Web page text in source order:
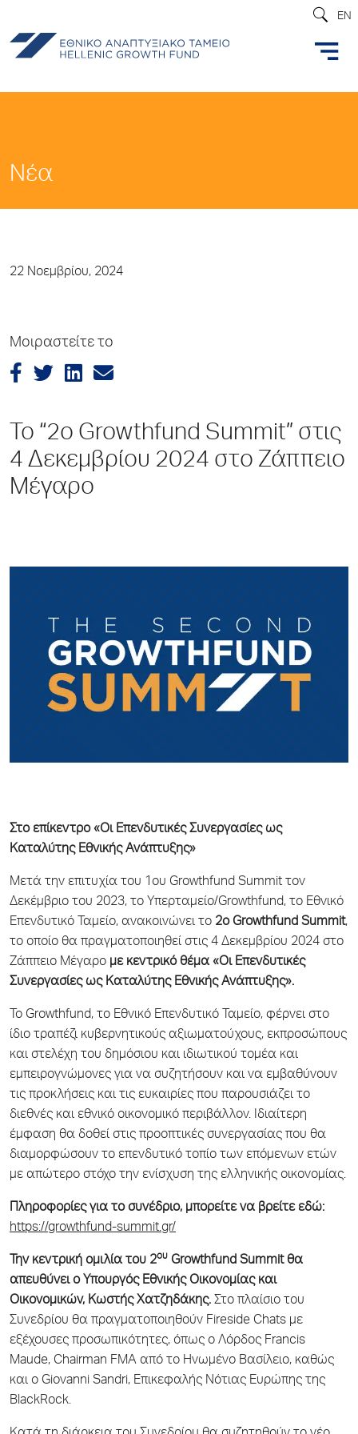
EN
Νέα
22 Νοεμβρίου, 2024
Μοιραστείτε το
Το “2ο Growthfund Summit” στις
4 Δεκεμβρίου 2024 στο Ζάππειο
Μέγαρο
Στο επίκεντρο «Οι Επενδυτικές Συνεργασίες ως
Καταλύτης Εθνικής Ανάπτυξης»
Μετά την επιτυχία του 1ου Growthfund Summit τον
Δεκέμβριο του 2023, το Υπερταμείο/Growthfund, το Εθνικό
Επενδυτικό Ταμείο, ανακοινώνει το 2ο Growthfund Summit,
το οποίο θα πραγματοποιηθεί στις 4 Δεκεμβρίου 2024 στο
Ζάππειο Μέγαρο με κεντρικό θέμα «Οι Επενδυτικές
Συνεργασίες ως Καταλύτης Εθνικής Ανάπτυξης».
Το Growthfund, το Εθνικό Επενδυτικό Ταμείο, φέρνει στο
ίδιο τραπέζι κυβερνητικούς αξιωματούχους, εκπροσώπους
και στελέχη του δημόσιου και ιδιωτικού τομέα και
εμπειρογνώμονες για να συζητήσουν και να εμβαθύνουν
τις προκλήσεις και τις ευκαιρίες που παρουσιάζει το
διεθνές και εθνικό οικονομικό περιβάλλον. Ιδιαίτερη
έμφαση θα δοθεί στις προοπτικές συνεργασίας που θα
διαμορφώσουν το επενδυτικό τοπίο των επόμενων ετών
με απώτερο στόχο την ενίσχυση της ελληνικής οικονομίας.
Πληροφορίες για το συνέδριο, μπορείτε να βρείτε εδώ:
https://growthfund-summit.gr/
Την κεντρική ομιλία του 2ου Growthfund Summitθα
απευθύνει ο Υπουργός Εθνικής Οικονομίας και
Οικονομικών, Κωστής Χατζηδάκης. Στο πλαίσιο του
Συνεδρίου θα πραγματοποιηθούν Fireside Chats με
εξέχουσες προσωπικότητες, όπως ο Λόρδος Francis
Maude, Chairman FMA από το Ηνωμένο Βασίλειο, καθώς
και ο Giovanni Sandri, Επικεφαλής Νότιας Ευρώπης της
BlackRock.